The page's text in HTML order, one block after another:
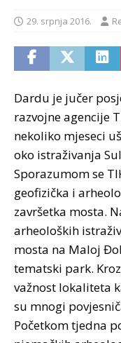
29. srpnja 2016.
Dardu je jučer
razvojne agencije
nekoliko mjeseci
oko istraživanja
Sporazumom se
geofizička i
završetka mosta.
arheoloških
mosta na Maloj
tematski park.
važnost lokaliteta
su mnogi
Početkom tjedna